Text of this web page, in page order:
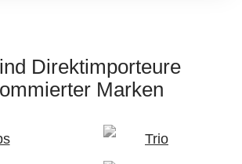
Direktimporteure
Marken